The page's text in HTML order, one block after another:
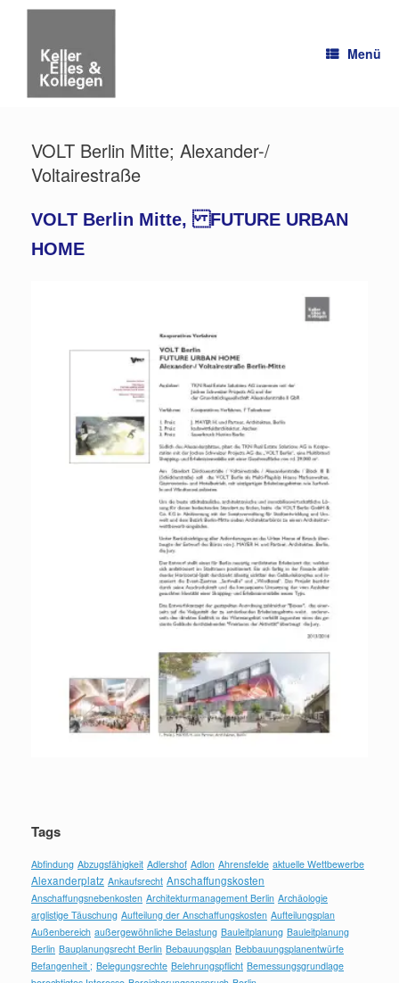
Menü
VOLT Berlin Mitte; Alexander-/
Voltairestraße
VOLT Berlin Mitte, FUTURE URBAN
HOME
Tags
Abfindung Abzugsfähigkeit Adlershof Adlon Ahrensfelde aktuelle Wettbewerbe
Alexanderplatz Ankaufsrecht Anschaffungskosten
Anschaffungsnebenkosten Architekturmanagement Berlin Archäologie
arglistige Täuschung Aufteilung der Anschaffungskosten Aufteilungsplan
Außenbereich außergewöhnliche Belastung Bauleitplanung Bauleitplanung
Berlin Bauplanungsrecht Berlin Bebauungsplan Bebbauungsplanentwürfe
Befangenheit ; Belegungsrechte Belehrungspflicht Bemessungsgrundlage